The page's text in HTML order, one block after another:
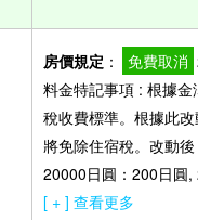
房價規定 ： 免費取消
料金特記事項 : 根據
稅收費標準。根據此
將免除住宿稅。改動
20000日圓：200日圓
[ + ] 查看更多